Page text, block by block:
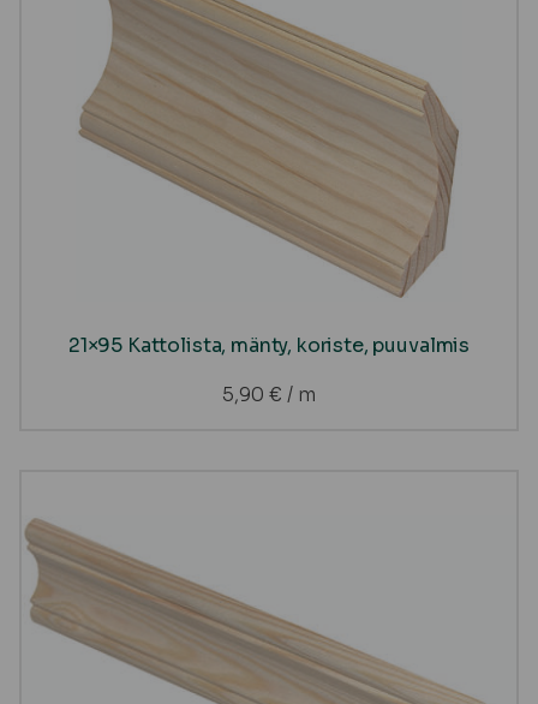
21×95 Kattolista, mänty, koriste, puuvalmis
5,90 € / m